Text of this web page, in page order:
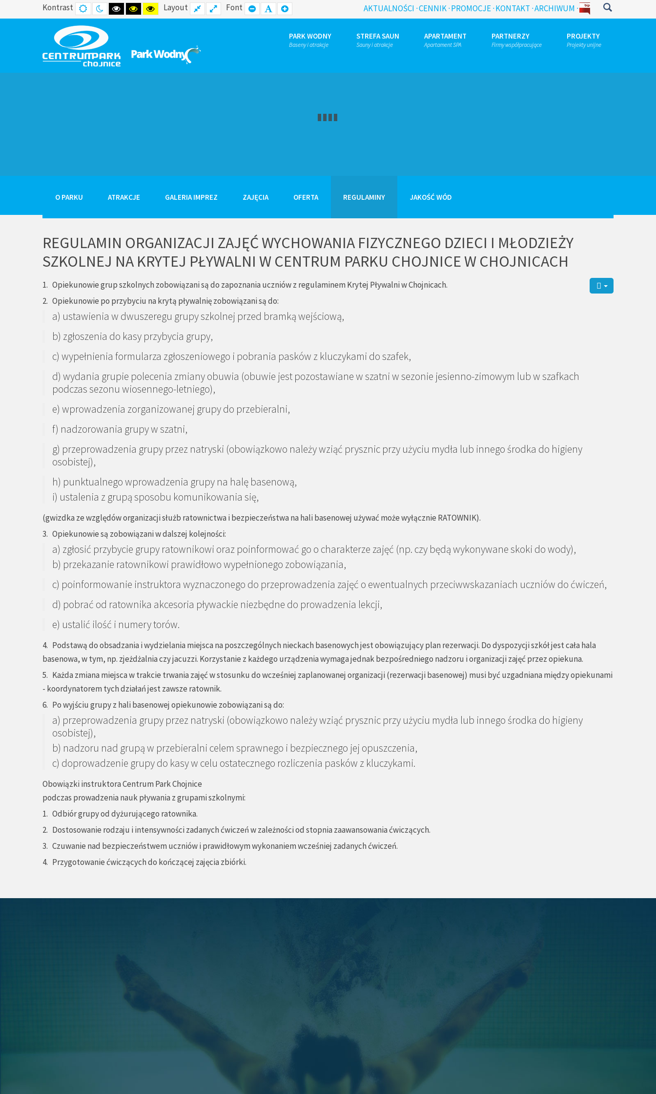
Kontrast DEFAULT
MODE
NIGHT
MODE
HIGH
CONTRAST
HIGH
CONTRAST
HIGH
CONTRAST
Layout FIXED
LAYOUT
WIDE
LAYOUT
Font SET
SMALLER
SET
DEFAULT
SET
LARGER
AKTUALNOŚCI CENNIK PROMOCJE KONTAKT ARCHIWUM
PARK WODNY
Baseny i atrakcje
STREFA SAUN
Sauny i atrakcje
APARTAMENT
Apartament SPA
PARTNERZY
Firmy współpracujące
PROJEKTY
Projekty unijne
O PARKU ATRAKCJE GALERIA IMPREZ ZAJĘCIA OFERTA REGULAMINY JAKOŚĆ WÓD
REGULAMIN ORGANIZACJI ZAJĘĆ WYCHOWANIA FIZYCZNEGO DZIECI I MŁODZIEŻY
SZKOLNEJ NA KRYTEJ PŁYWALNI W CENTRUM PARKU CHOJNICE W CHOJNICACH
1. Opiekunowie grup szkolnych zobowiązani są do zapoznania uczniów z regulaminem Krytej Pływalni w Chojnicach.
2. Opiekunowie po przybyciu na krytą pływalnię zobowiązani są do:
a) ustawienia w dwuszeregu grupy szkolnej przed bramką wejściową,
b) zgłoszenia do kasy przybycia grupy,
c) wypełnienia formularza zgłoszeniowego i pobrania pasków z kluczykami do szafek,
d) wydania grupie polecenia zmiany obuwia (obuwie jest pozostawiane w szatni w sezonie jesienno-zimowym lub w szafkach
podczas sezonu wiosennego-letniego),
e) wprowadzenia zorganizowanej grupy do przebieralni,
f) nadzorowania grupy w szatni,
g) przeprowadzenia grupy przez natryski (obowiązkowo należy wziąć prysznic przy użyciu mydła lub innego środka do higieny
osobistej),
h) punktualnego wprowadzenia grupy na halę basenową,
i) ustalenia z grupą sposobu komunikowania się,
(gwizdka ze względów organizacji służb ratownictwa i bezpieczeństwa na hali basenowej używać może wyłącznie RATOWNIK).
3. Opiekunowie są zobowiązani w dalszej kolejności:
a) zgłosić przybycie grupy ratownikowi oraz poinformować go o charakterze zajęć (np. czy będą wykonywane skoki do wody),
b) przekazanie ratownikowi prawidłowo wypełnionego zobowiązania,
c) poinformowanie instruktora wyznaczonego do przeprowadzenia zajęć o ewentualnych przeciwwskazaniach uczniów do ćwiczeń,
d) pobrać od ratownika akcesoria pływackie niezbędne do prowadzenia lekcji,
e) ustalić ilość i numery torów.
4. Podstawą do obsadzania i wydzielania miejsca na poszczególnych nieckach basenowych jest obowiązujący plan rezerwacji. Do dyspozycji szkół jest cała hala
basenowa, w tym, np. zjeżdżalnia czy jacuzzi. Korzystanie z każdego urządzenia wymaga jednak bezpośredniego nadzoru i organizacji zajęć przez opiekuna.
5. Każda zmiana miejsca w trakcie trwania zajęć w stosunku do wcześniej zaplanowanej organizacji (rezerwacji basenowej) musi być uzgadniana między opiekunami
- koordynatorem tych działań jest zawsze ratownik.
6. Po wyjściu grupy z hali basenowej opiekunowie zobowiązani są do:
a) przeprowadzenia grupy przez natryski (obowiązkowo należy wziąć prysznic przy użyciu mydła lub innego środka do higieny
osobistej),
b) nadzoru nad grupą w przebieralni celem sprawnego i bezpiecznego jej opuszczenia,
c) doprowadzenie grupy do kasy w celu ostatecznego rozliczenia pasków z kluczykami.
Obowiązki instruktora Centrum Park Chojnice
podczas prowadzenia nauk pływania z grupami szkolnymi:
1. Odbiór grupy od dyżurującego ratownika.
2. Dostosowanie rodzaju i intensywności zadanych ćwiczeń w zależności od stopnia zaawansowania ćwiczących.
3. Czuwanie nad bezpieczeństwem uczniów i prawidłowym wykonaniem wcześniej zadanych ćwiczeń.
4. Przygotowanie ćwiczących do kończącej zajęcia zbiórki.